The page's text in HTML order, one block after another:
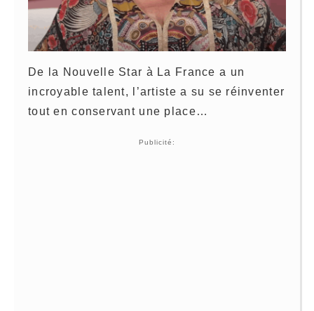
De la Nouvelle Star à La France a un
incroyable talent, l’artiste a su se réinventer
tout en conservant une place…
Publicité: